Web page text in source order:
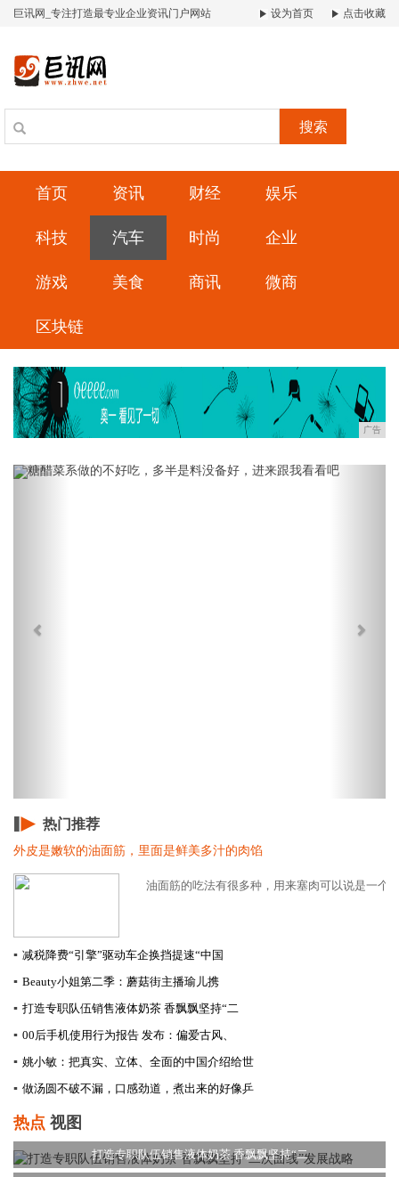
巨讯网_专注打造最专业企业资讯门户网站 设为首页 点击收藏
搜索
首页 资讯 财经 娱乐
科技 汽车 时尚 企业
游戏 美食 商讯 微商
区块链
广告
Previous
热门推荐
外皮是嫩软的油面筋，里面是鲜美多汁的肉馅
油面筋的吃法有很多种，用来塞肉可以说是一个
▪ 减税降费“引擎”驱动车企换挡提速​“中国
▪ Beauty小姐第二季：蘑菇街主播瑜儿携
▪ 打造专职队伍销售液体奶茶 香飘飘坚持“二
▪ 00后手机使用行为报告 发布：偏爱古风、
▪ 姚小敏：把真实、立体、全面的中国介绍给世
▪ 做汤圆不破不漏，口感劲道，煮出来的好像乒
热点 视图
打造专职队伍销售液体奶茶 香飘飘坚持“二